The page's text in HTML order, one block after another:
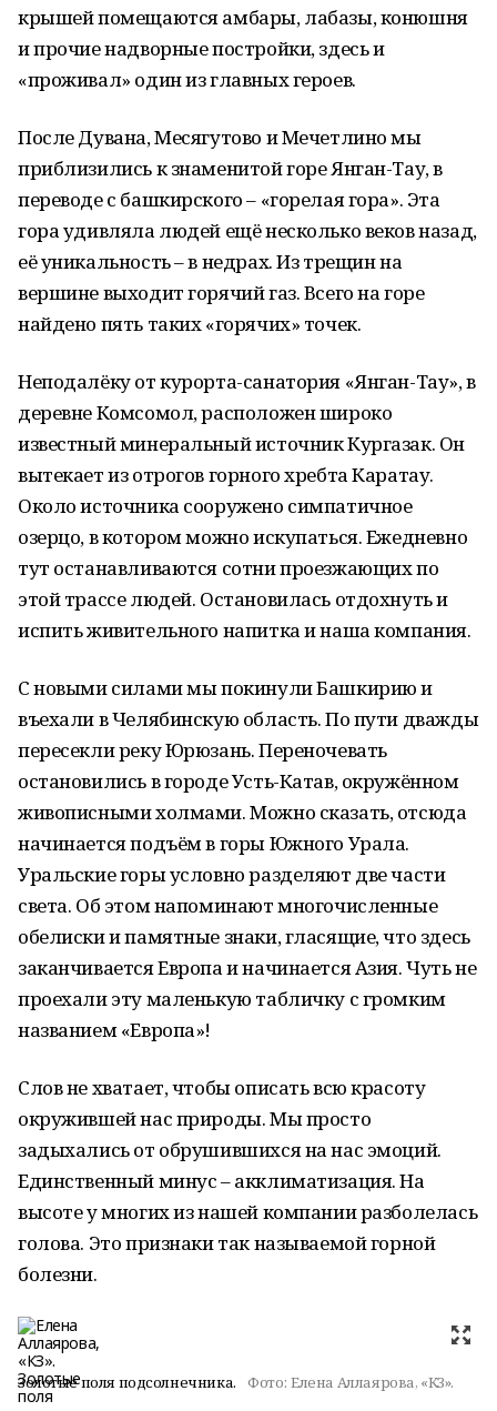
крышей помещаются амбары, лабазы, конюшня
и прочие надворные постройки, здесь и
«проживал» один из главных героев.
После Дувана, Месягутово и Мечетлино мы
приблизились к знаменитой горе Янган-Тау, в
переводе с башкирского – «горелая гора». Эта
гора удивляла людей ещё несколько веков назад,
её уникальность – в недрах. Из трещин на
вершине выходит горячий газ. Всего на горе
найдено пять таких «горячих» точек.
Неподалёку от курорта-санатория «Янган-Тау», в
деревне Комсомол, расположен широко
известный минеральный источник Кургазак. Он
вытекает из отрогов горного хребта Каратау.
Около источника сооружено симпатичное
озерцо, в котором можно искупаться. Ежедневно
тут останавливаются сотни проезжающих по
этой трассе людей. Остановилась отдохнуть и
испить живительного напитка и наша компания.
С новыми силами мы покинули Башкирию и
въехали в Челябинскую область. По пути дважды
пересекли реку Юрюзань. Переночевать
остановились в городе Усть-Катав, окружённом
живописными холмами. Можно сказать, отсюда
начинается подъём в горы Южного Урала.
Уральские горы условно разделяют две части
света. Об этом напоминают многочисленные
обелиски и памятные знаки, гласящие, что здесь
заканчивается Европа и начинается Азия. Чуть не
проехали эту маленькую табличку с громким
названием «Европа»!
Слов не хватает, чтобы описать всю красоту
окружившей нас природы. Мы просто
задыхались от обрушившихся на нас эмоций.
Единственный минус – акклиматизация. На
высоте у многих из нашей компании разболелась
голова. Это признаки так называемой горной
болезни.
Золотые поля подсолнечника. Фото: Елена Аллаярова, «КЗ».